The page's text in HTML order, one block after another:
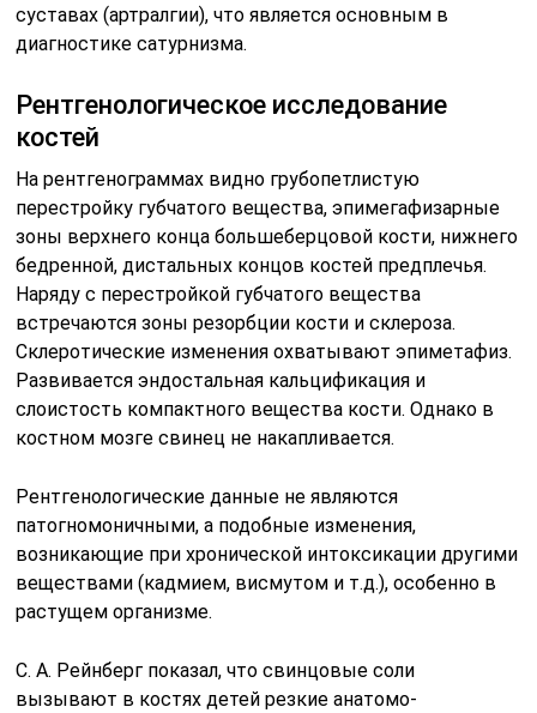
суставах (артралгии), что является основным в
диагностике сатурнизма.
Рентгенологическое исследование
костей
На рентгенограммах видно грубопетлистую
перестройку губчатого вещества, эпимегафизарные
зоны верхнего конца большеберцовой кости, нижнего
бедренной, дистальных концов костей предплечья.
Наряду с перестройкой губчатого вещества
встречаются зоны резорбции кости и склероза.
Склеротические изменения охватывают эпиметафиз.
Развивается эндостальная кальцификация и
слоистость компактного вещества кости. Однако в
костном мозге свинец не накапливается.
Рентгенологические данные не являются
патогномоничными, а подобные изменения,
возникающие при хронической интоксикации другими
веществами (кадмием, висмутом и т.д.), особенно в
растущем организме.
С. А. Рейнберг показал, что свинцовые соли
вызывают в костях детей резкие анатомо-